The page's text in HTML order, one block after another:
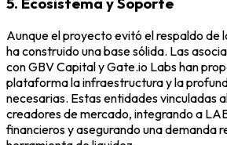
Aunque el proyecto evitó el respaldo de
ha construido una base sólida. Las
con GBV Capital y Gate.io Labs han
plataforma la infraestructura y la
necesarias. Estas entidades vinculadas
creadores de mercado, integrando a
financieros y asegurando una demanda